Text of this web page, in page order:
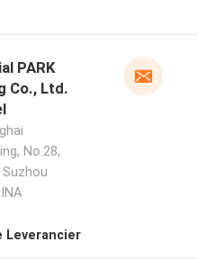
PARK
Co., Ltd.
No.28,
Leverancier